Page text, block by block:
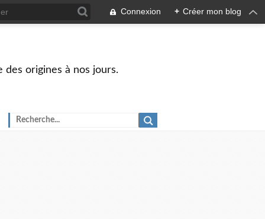
Connexion + Créer mon blog
des origines à nos jours.